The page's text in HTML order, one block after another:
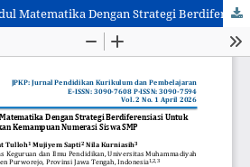
Pengembangan E-Modul Matematika Dengan Strategi Berdiferensiasi Untuk Meningkatkan Kemampuan Numerasi Siswa SMP